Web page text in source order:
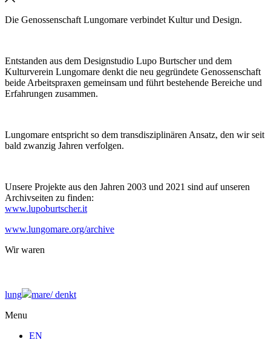
Die Genossenschaft Lungomare verbindet Kultur und Design.
Entstanden aus dem Designstudio Lupo Burtscher und dem
Kulturverein Lungomare denkt die neu gegründete Genossenschaft
beide Arbeitspraxen gemeinsam und führt bestehende Bereiche und
Erfahrungen zusammen.
Lungomare entspricht so dem transdisziplinären Ansatz, den wir seit
bald zwanzig Jahren verfolgen.
Unsere Projekte aus den Jahren 2003 und 2021 sind auf unseren
Archivseiten zu finden:
www.lupoburtscher.it
www.lungomare.org/archive
Wir waren
lung mare/denkt
Menu
EN